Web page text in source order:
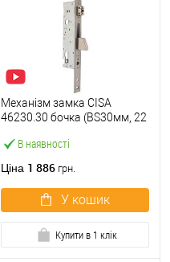
В наявності
Механізм замка CISA
46230.30 бочка (BS30мм, 22
Ціна 1 886 грн.
У кошик
Купити в 1 клік